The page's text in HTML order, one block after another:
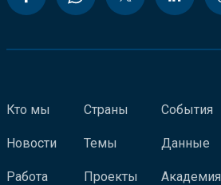
Кто мы
Новости
Работа
Страны
Темы
Проекты
События
Данные
Академия